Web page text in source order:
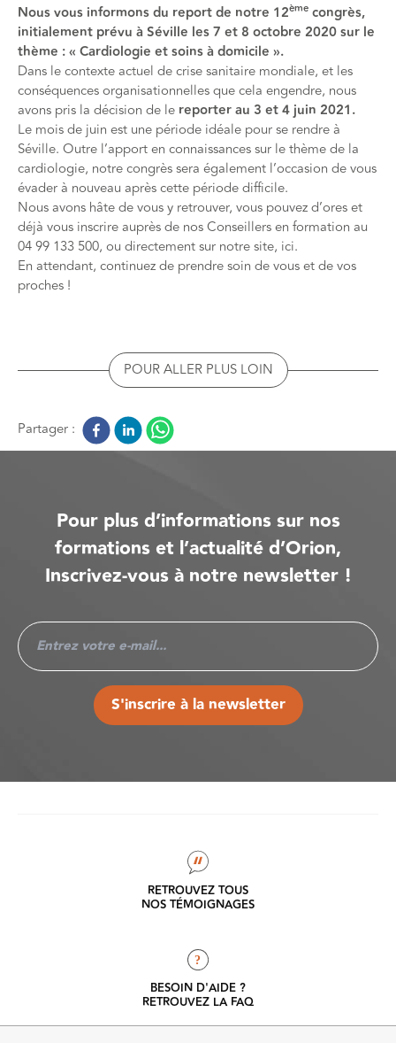
Nous vous informons du report de notre 12ème congrès,
initialement prévu à Séville les 7 et 8 octobre 2020 sur le
thème : « Cardiologie et soins à domicile ».
Dans le contexte actuel de crise sanitaire mondiale, et les
conséquences organisationnelles que cela engendre, nous
avons pris la décision de le reporter au 3 et 4 juin 2021.
Le mois de juin est une période idéale pour se rendre à
Séville. Outre l’apport en connaissances sur le thème de la
cardiologie, notre congrès sera également l’occasion de vous
évader à nouveau après cette période difficile.
Nous avons hâte de vous y retrouver, vous pouvez d’ores et
déjà vous inscrire auprès de nos Conseillers en formation au
04 99 133 500, ou directement sur notre site, ici.
En attendant, continuez de prendre soin de vous et de vos
proches !
POUR ALLER PLUS LOIN
Partager :
Pour plus d’informations sur nos
formations et l’actualité d’Orion,
Inscrivez-vous à notre newsletter !
S'inscrire à la newsletter
RETROUVEZ TOUS
NOS TÉMOIGNAGES
?
BESOIN D'AIDE ?
RETROUVEZ LA FAQ